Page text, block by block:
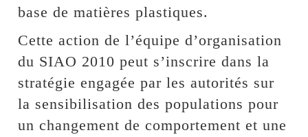
base de matières plastiques.
Cette action de l’équipe d’organisation
du SIAO 2010 peut s’inscrire dans la
stratégie engagée par les autorités sur
la sensibilisation des populations pour
un changement de comportement et une